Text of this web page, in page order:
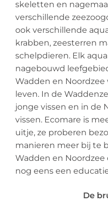
skeletten en
verschillende
ook verschillende
krabben, zeesterren
schelpdieren. Elk
nagebouwd
Wadden en
leven. In de
jonge vissen en in de
vissen. Ecomare is
uitje, ze proberen
manieren meer bij te
Wadden en
nog eens een
De